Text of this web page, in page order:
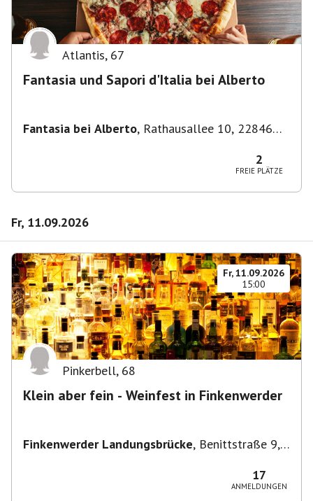
Atlantis, 67
Fantasia und Sapori d'Italia bei Alberto
Fantasia bei Alberto, Rathausallee 10, 22846
2
FREIE PLÄTZE
Fr, 11.09.2026
Fr, 11.09.2026
15:00
Pinkerbell, 68
Klein aber fein - Weinfest in Finkenwerder
Finkenwerder Landungsbrücke, Benittstraße 9,
17
ANMELDUNGEN